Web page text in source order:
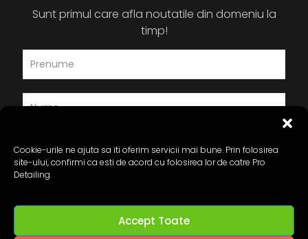
Cookie-urile ne ajuta sa iti oferim servicii mai bune. Prin folosirea
site-ului, confirmi ca esti de acord cu folosirea lor de catre Pro
Detailing.
Accept Toate
Sunt primul care afla noutatile din domeniu la
timp!